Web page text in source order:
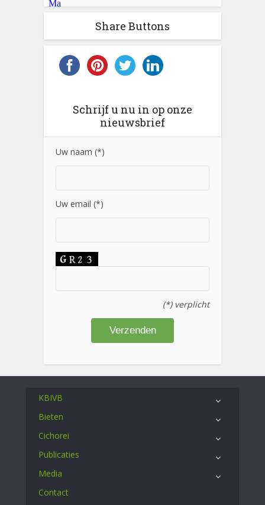
Share Buttons
Schrijf u nu in op onze
nieuwsbrief
Uw naam (*)
Uw email (*)
(*) verplicht
KBIVB
Bieten
Cichorei
Publicaties
Media
Contact